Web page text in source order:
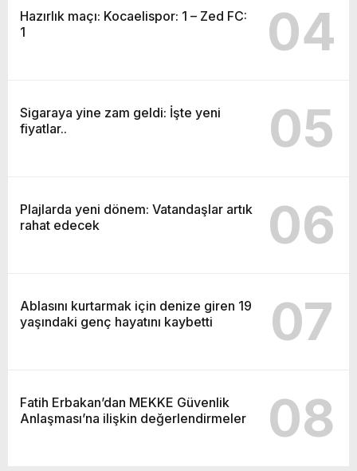
Hazırlık maçı: Kocaelispor: 1 – Zed FC:
1
04
Sigaraya yine zam geldi: İşte yeni
fiyatlar..
05
Plajlarda yeni dönem: Vatandaşlar artık
rahat edecek
06
Ablasını kurtarmak için denize giren 19
yaşındaki genç hayatını kaybetti
07
Fatih Erbakan’dan MEKKE Güvenlik
Anlaşması’na ilişkin değerlendirmeler
08